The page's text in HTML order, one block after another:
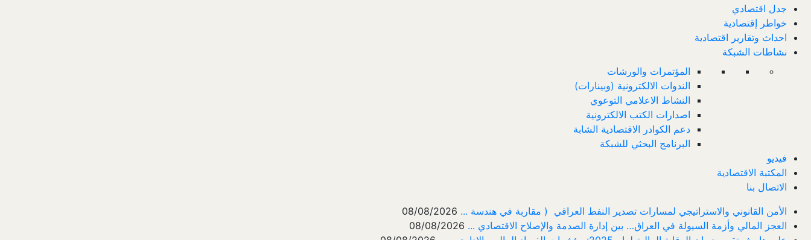
جدل اقتصادي
خواطر إقتصادية
احداث وتقارير اقتصادية
نشاطات الشبكة
المؤتمرات والورشات
الندوات الالكترونية (وبينارات)
النشاط الاعلامي التوعوي
اصدارات الكتب الالكترونية
دعم الكوادر الاقتصادية الشابة
البرنامج البحثي للشبكة
فيديو
المكتبة الاقتصادية
الاتصال بنا
الأمن القانوني والاستراتيجي لمسارات تصدير النفط العراقي ‎ ‎) ‎مقاربة في هندسة ...
08/08/2026
العجز المالي وأزمة السيولة في العراق… بين إدارة الصدمة والإصلاح الاقتصادي ... 08/08/2026